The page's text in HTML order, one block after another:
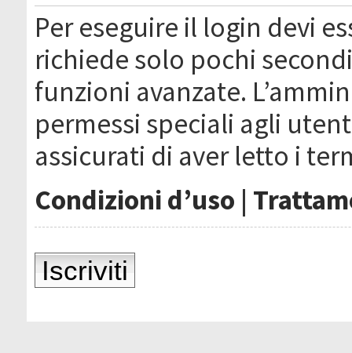
Per eseguire il login devi
richiede solo pochi
funzioni avanzate.
permessi speciali agli
assicurati di aver letto i
Condizioni d’uso |
Iscriviti